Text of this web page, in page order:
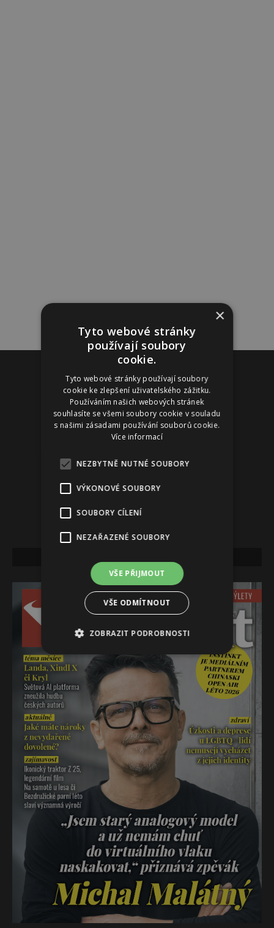
Reklama
×
Tyto webové stránky
používají soubory
cookie.
Tyto webové stránky používají soubory
cookie ke zlepšení uživatelského zážitku.
Používáním našich webových stránek
souhlasíte se všemi soubory cookie v souladu
s našimi zásadami používání souborů cookie.
Více informací
NEZBYTNĚ NUTNÉ SOUBORY
VÝKONOVÉ SOUBORY
SOUBORY CÍLENÍ
NEZAŘAZENÉ SOUBORY
VŠE PŘIJMOUT
VŠE ODMÍTNOUT
ZOBRAZIT PODROBNOSTI